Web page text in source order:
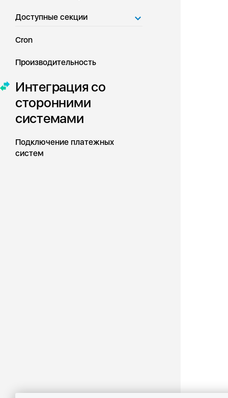
Доступные секции
Cron
Производительность
Интеграция со
сторонними
системами
Подключение платежных
систем